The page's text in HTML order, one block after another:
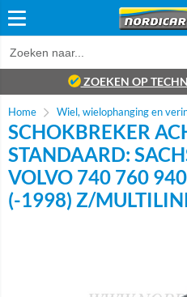
ZOEKEN OP
Home Wiel, wielophanging en
SCHOKBREKER
STANDAARD:
VOLVO 740 760
(-1998) Z/